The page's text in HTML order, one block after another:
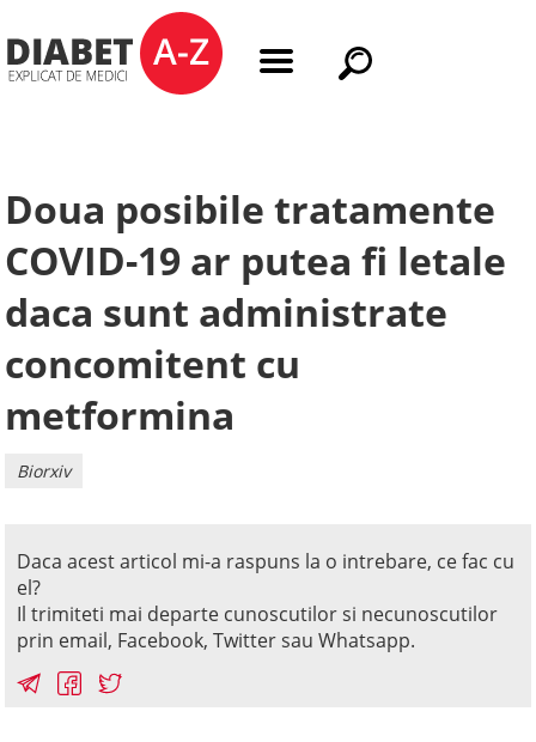
Doua posibile tratamente
COVID-19 ar putea fi letale
daca sunt administrate
concomitent cu
metformina
Biorxiv
Daca acest articol mi-a raspuns la o intrebare, ce fac cu
el?
Il trimiteti mai departe cunoscutilor si necunoscutilor
prin email, Facebook, Twitter sau Whatsapp.